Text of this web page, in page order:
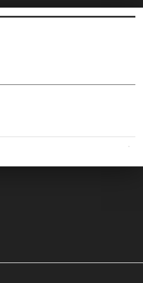
치북5
케치북5
치북5
케치북5